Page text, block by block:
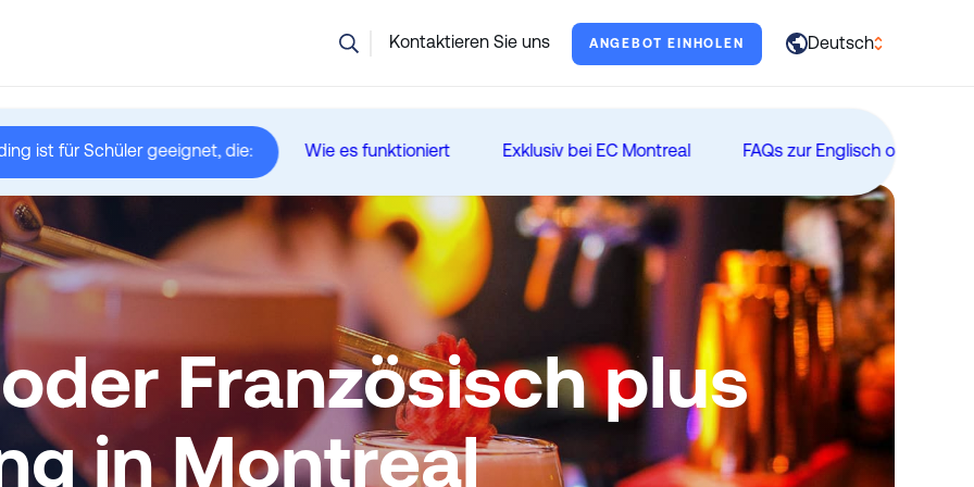
Kontaktieren Sie uns ANGEBOT EINHOLEN Deutsch
Deutsch
Italiano
日本語
Português
Русский
Español
Französisch plus Bartending
Französisch plus
in Montreal
ist für Schüler geeignet, die: Wie es funktioniert Exklusiv bei EC Montreal FAQs zur Englisch oder